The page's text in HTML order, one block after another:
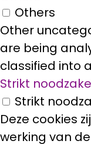
Others
Other
are being
classified into
Strikt
Strikt
Deze cookies
werking van